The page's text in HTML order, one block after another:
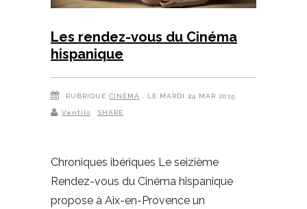
Les rendez-vous du Cinéma
hispanique
RUBRIQUE CINÉMA , LE MARDI 24 MAR 2015
Ventilo SHARE
Chroniques ibériques Le seizième
Rendez-vous du Cinéma hispanique
propose à Aix-en-Provence un